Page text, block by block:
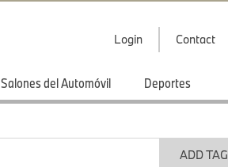
Login Contact
Salones del Automóvil Deportes
ADD TAG